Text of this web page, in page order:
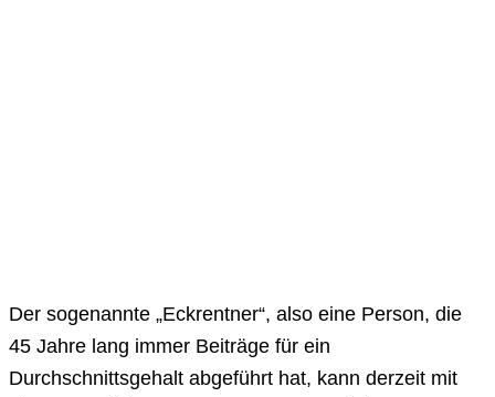
Der sogenannte „Eckrentner“, also eine Person, die
45 Jahre lang immer Beiträge für ein
Durchschnittsgehalt abgeführt hat, kann derzeit mit